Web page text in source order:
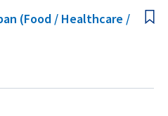
(Food / Healthcare /